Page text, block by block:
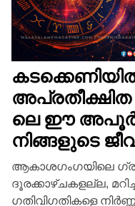
അപ്രതീക്ഷിത
ലെ ഈ
നിങ്ങളുടെ
ആകാശഗംഗയിലെ
ദൂരക്കാഴ്ചകളല്ല,
ഗതിവിഗതികളെ